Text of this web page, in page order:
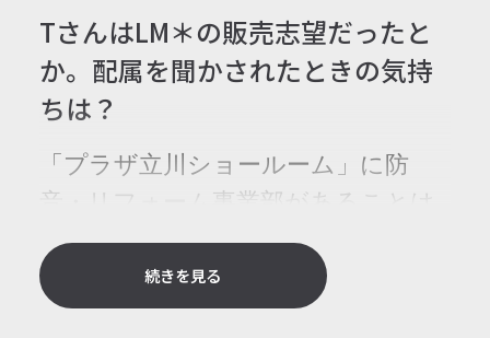
TさんはLM＊の販売志望だったと
か。配属を聞かされたときの気持
ちは？
「プラザ立川ショールーム」に防
音・リフォーム事業部があることは
新人研修で知っていましたが、防音
室を作っているのかなと考えていた
くらいの認識で、正直驚きました。
続きを見る